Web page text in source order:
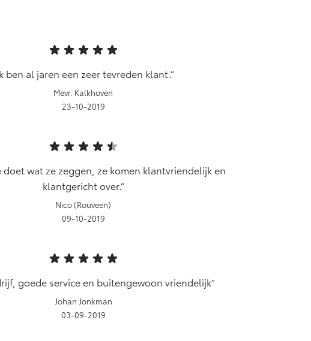
ben al jaren een zeer tevreden klant.
Mevr. Kalkhoven
23-10-2019
doet wat ze zeggen, ze komen klantvriendelijk en
klantgericht over.
Nico (Rouveen)
09-10-2019
goede service en buitengewoon vriendelijk
Johan Jonkman
03-09-2019